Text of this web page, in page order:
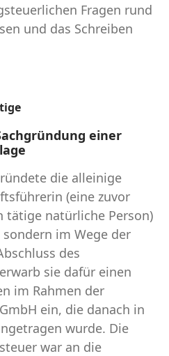
Fragen rund
und das Schreiben
einer
die alleinige
(eine zuvor
tätige natürliche Person)
im Wege der
des
sie dafür einen
im Rahmen der
ein, die danach in
wurde. Die
war an die